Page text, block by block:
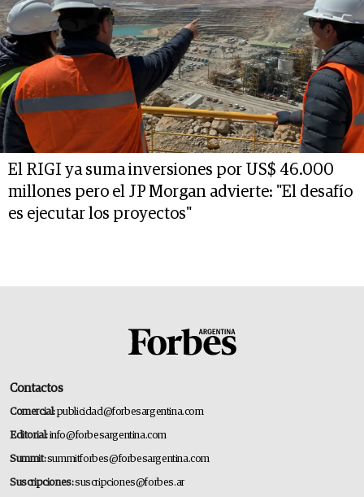
El RIGI ya suma inversiones por US$ 46.000
millones pero el JP Morgan advierte: "El desafío
es ejecutar los proyectos"
Contactos
Comercial:publicidad@forbesargentina.com
Editorial:info@forbesargentina.com
Summit:summitforbes@forbesargentina.com
Suscripciones:suscripciones@forbes.ar